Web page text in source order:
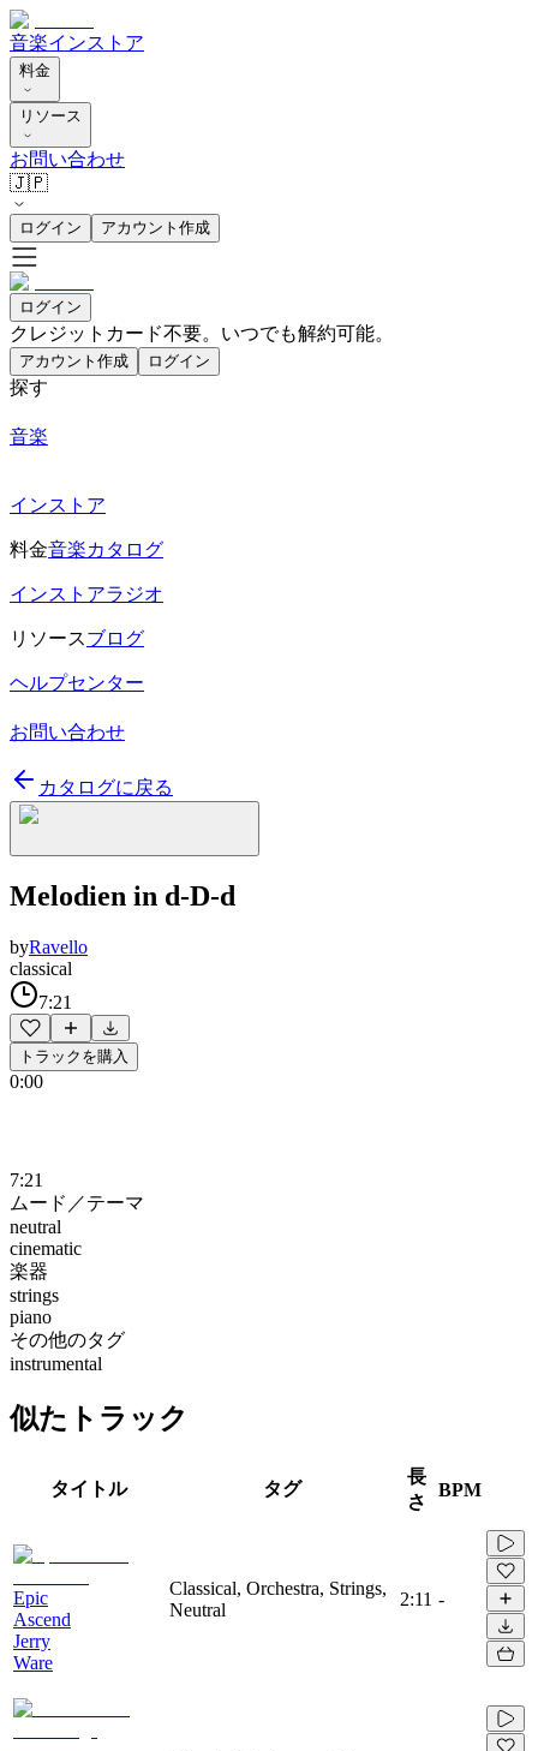
音楽インストア
料金
リソース
お問い合わせ
🇯🇵
ログイン アカウント作成
ログイン
クレジットカード不要。いつでも解約可能。
アカウント作成 ログイン
探す
音楽
インストア
料金音楽カタログ
インストアラジオ
リソースブログ
ヘルプセンター
お問い合わせ
カタログに戻る
Melodien in d-D-d
byRavello
classical
7:21
トラックを購入
0:00
7:21
ムード／テーマ
neutral
cinematic
楽器
strings
piano
その他のタグ
instrumental
似たトラック
タイトル タグ
長
さ
BPM
Epic
Ascend
Jerry
Ware
Classical, Orchestra, Strings,
Neutral
2:11 -